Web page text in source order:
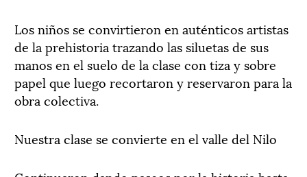
Los niños se convirtieron en auténticos artistas
de la prehistoria trazando las siluetas de sus
manos en el suelo de la clase con tiza y sobre
papel que luego recortaron y reservaron para la
obra colectiva.
Nuestra clase se convierte en el valle del Nilo